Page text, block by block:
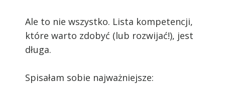
Ale to nie wszystko. Lista kompetencji,
które warto zdobyć (lub rozwijać!), jest
długa.
Spisałam sobie najważniejsze: